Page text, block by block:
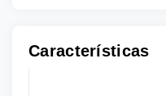
Características